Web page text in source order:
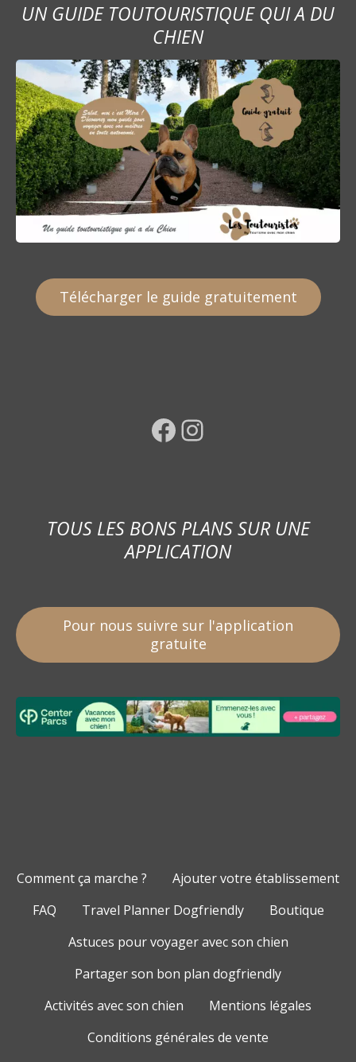
UN GUIDE TOUTOURISTIQUE QUI A DU
CHIEN
Télécharger le guide gratuitement
Facebook Instagram
TOUS LES BONS PLANS SUR UNE
APPLICATION
Pour nous suivre sur l'application
gratuite
Comment ça marche ?
Ajouter votre établissement
FAQ
Travel Planner Dogfriendly
Boutique
Astuces pour voyager avec son chien
Partager son bon plan dogfriendly
Activités avec son chien
Mentions légales
Conditions générales de vente